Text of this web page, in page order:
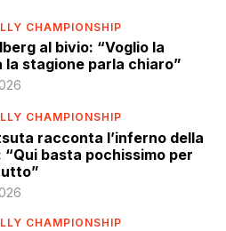
CHAMPIONSHIP
al bivio: “Voglio la
la stagione parla chiaro”
CHAMPIONSHIP
racconta l’inferno della
“Qui basta pochissimo per
CHAMPIONSHIP